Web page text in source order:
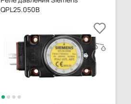
QPL25.050B